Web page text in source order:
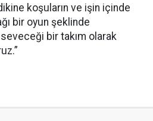
koşuların ve işin içinde
bir oyun şeklinde
bir takım olarak